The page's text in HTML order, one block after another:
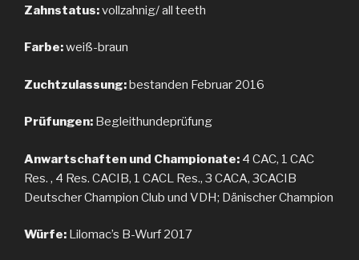
Zahnstatus:vollzahnig/ all teeth
Farbe:weiß-braun
Zuchtzulassung:bestanden Februar 2016
Prüfungen: Begleithundeprüfung
Anwartschaften und Championate: 4 CAC, 1 CAC
Res. , 4 Res. CACIB, 1 CACL Res., 3 CACA, 3CACIB
Deutscher Champion Club und VDH; Dänischer Champion
Würfe: Lilomac’s B-Wurf 2017